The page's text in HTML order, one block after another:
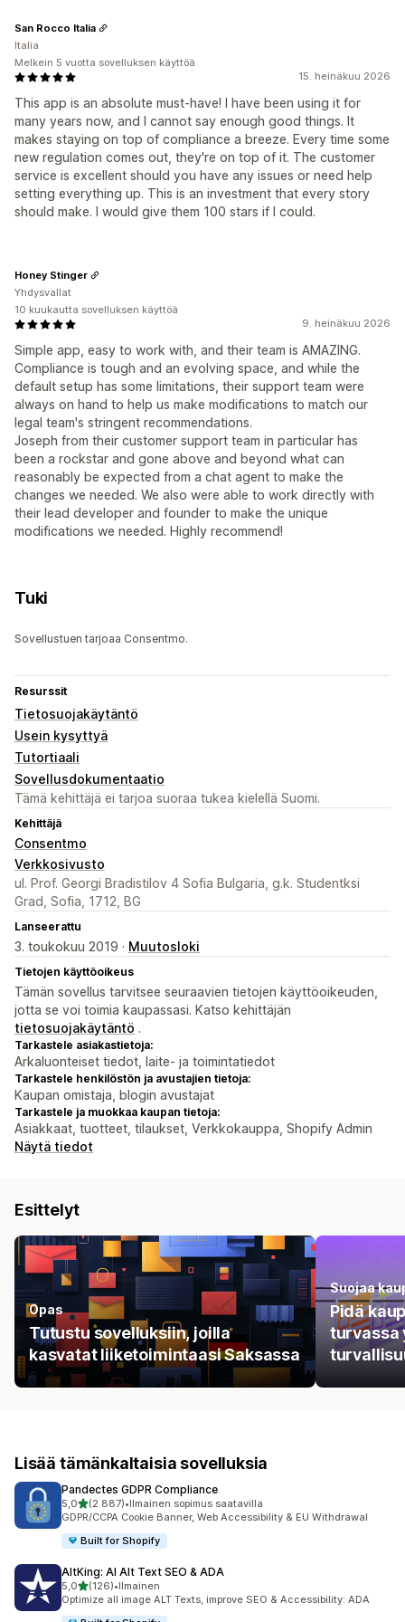
15. heinäkuu 2026
This app is an absolute must-have! I have been using it for
many years now, and I cannot say enough good things. It
makes staying on top of compliance a breeze. Every time some
new regulation comes out, they're on top of it. The customer
service is excellent should you have any issues or need help
setting everything up. This is an investment that every story
should make. I would give them 100 stars if I could.
San Rocco Italia
Italia
Melkein 5 vuotta sovelluksen käyttöä
9. heinäkuu 2026
Simple app, easy to work with, and their team is AMAZING.
Compliance is tough and an evolving space, and while the
default setup has some limitations, their support team were
always on hand to help us make modifications to match our
legal team's stringent recommendations.
Joseph from their customer support team in particular has
been a rockstar and gone above and beyond what can
reasonably be expected from a chat agent to make the
changes we needed. We also were able to work directly with
their lead developer and founder to make the unique
modifications we needed. Highly recommend!
Honey Stinger
Yhdysvallat
10 kuukautta sovelluksen käyttöä
Tuki
Sovellustuen tarjoaa Consentmo.
Resurssit
Tietosuojakäytäntö
Usein kysyttyä
Tutortiaali
Sovellusdokumentaatio
Tämä kehittäjä ei tarjoa suoraa tukea kielellä Suomi.
Kehittäjä
Consentmo
Verkkosivusto
ul. Prof. Georgi Bradistilov 4 Sofia Bulgaria, g.k. Studentksi
Grad, Sofia, 1712, BG
Lanseerattu
3. toukokuu 2019 · Muutosloki
Tietojen käyttöoikeus
Tämän sovellus tarvitsee seuraavien tietojen käyttöoikeuden,
jotta se voi toimia kaupassasi. Katso kehittäjän
tietosuojakäytäntö .
Tarkastele asiakastietoja:
Arkaluonteiset tiedot, laite- ja toimintatiedot
Tarkastele henkilöstön ja avustajien tietoja:
Kaupan omistaja, blogin avustajat
Tarkastele ja muokkaa kaupan tietoja:
Asiakkaat, tuotteet, tilaukset, Verkkokauppa, Shopify Admin
Näytä tiedot
Esittelyt
Opas
Tutustu sovelluksiin, joilla
kasvatat liiketoimintaasi Saksassa
Suojaa
Pidä
turvassa
Lisää tämänkaltaisia sovelluksia
Pandectes GDPR Compliance
5,0/ 5 tähteä
(2 887)
2887 arvostelua yhteensä
•Ilmainen sopimus saatavilla
GDPR/CCPA Cookie Banner, Web Accessibility & EU Withdrawal
Built for Shopify
AltKing: AI Alt Text SEO & ADA
5,0/ 5 tähteä
(126)
126 arvostelua yhteensä
•Ilmainen
Optimize all image ALT Texts, improve SEO & Accessibility: ADA